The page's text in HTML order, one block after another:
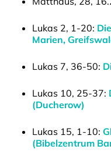
Lukas 2, 1-20:
Marien,
Lukas 7, 36-50:
Lukas 10, 25-37:
(Ducherow)
Lukas 15, 1-10:
(Bibelzentrum